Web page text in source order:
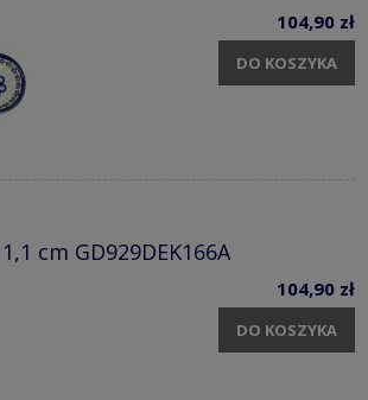
104,90 zł
DO KOSZYKA
cm GD929DEK166A
104,90 zł
DO KOSZYKA